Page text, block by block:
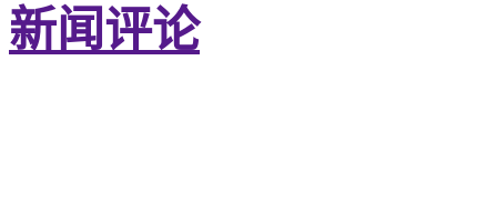
新闻评论